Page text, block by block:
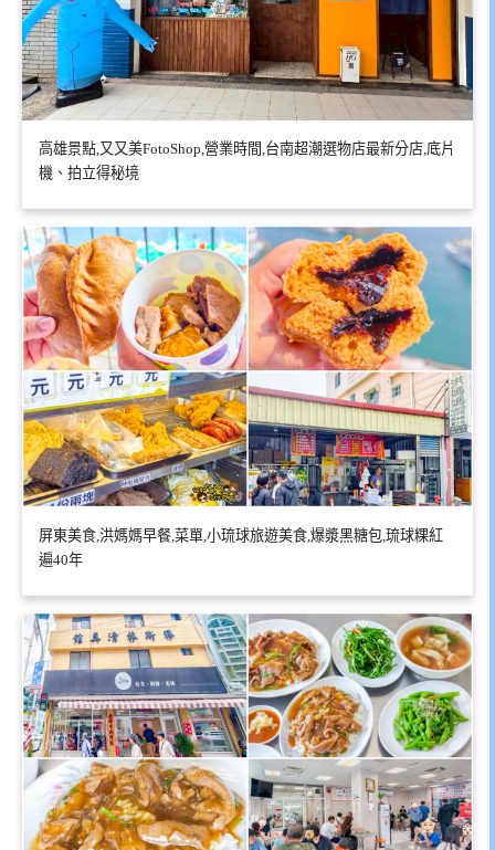
高雄景點,又又美FotoShop,營業時間,台南超潮選物店最新分店,底片
機、拍立得秘境
屏東美食,洪媽媽早餐,菜單,小琉球旅遊美食,爆漿黑糖包,琉球粿紅
遍40年